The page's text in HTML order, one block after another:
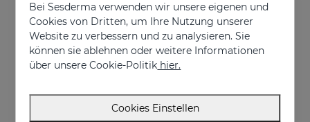
Matte Finish Gesichtssonnencreme
28.95 € 30.95 €
Bei Sesderma verwenden wir unsere eigenen und
Cookies von Dritten, um Ihre Nutzung unserer
Website zu verbessern und zu analysieren. Sie
können sie ablehnen oder weitere Informationen
über unsere Cookie-Politik hier.
Cookies Einstellen